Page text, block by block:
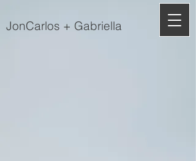
JonCarlos + Gabriella